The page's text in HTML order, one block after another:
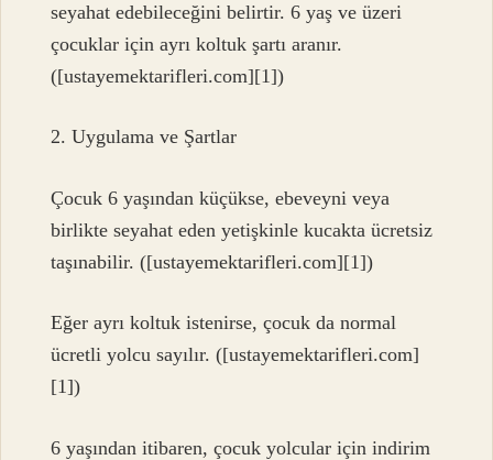
seyahat edebileceğini belirtir. 6 yaş ve üzeri
çocuklar için ayrı koltuk şartı aranır.
([ustayemektarifleri.com][1])
2. Uygulama ve Şartlar
Çocuk 6 yaşından küçükse, ebeveyni veya
birlikte seyahat eden yetişkinle kucakta ücretsiz
taşınabilir. ([ustayemektarifleri.com][1])
Eğer ayrı koltuk istenirse, çocuk da normal
ücretli yolcu sayılır. ([ustayemektarifleri.com]
[1])
6 yaşından itibaren, çocuk yolcular için indirim